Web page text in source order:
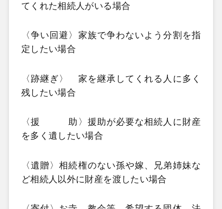
てくれた相続人がいる場合
〈争い回避〉家族で争わないよう分割を指
定したい場合
〈跡継ぎ〉 家を継承してくれる人に多く
残したい場合
〈援 助〉援助が必要な相続人に財産
を多く遺したい場合
〈遺贈〉相続権のない孫や嫁、兄弟姉妹な
ど相続人以外に財産を渡したい場合